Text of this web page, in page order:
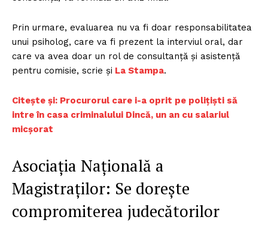
Prin urmare, evaluarea nu va fi doar responsabilitatea
unui psiholog, care va fi prezent la interviul oral, dar
care va avea doar un rol de consultanță și asistență
pentru comisie, scrie și La Stampa.
Citește și: Procurorul care i-a oprit pe polițiști să
intre în casa criminalului Dincă, un an cu salariul
micșorat
Asociația Națională a
Magistraților: Se dorește
compromiterea judecătorilor